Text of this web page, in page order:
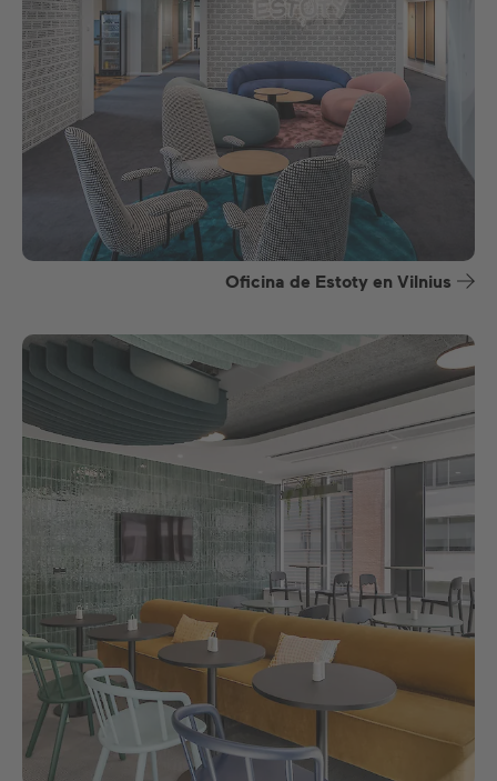
Oficina de Estoty en Vilnius